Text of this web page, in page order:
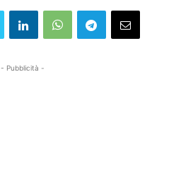
- Pubblicità -